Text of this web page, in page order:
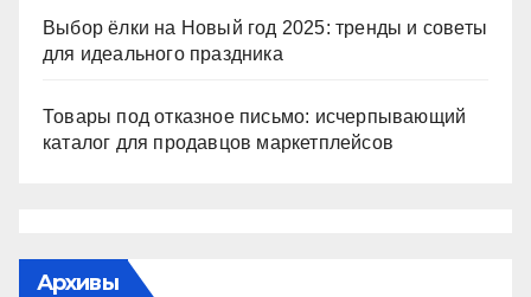
Выбор ёлки на Новый год 2025: тренды и советы
для идеального праздника
Товары под отказное письмо: исчерпывающий
каталог для продавцов маркетплейсов
Архивы